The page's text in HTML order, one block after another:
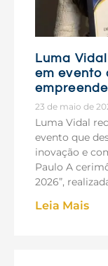
Luma
em evento
23 de maio de
Luma Vidal
evento que
inovação e
Paulo A
2026”,
Leia Mais